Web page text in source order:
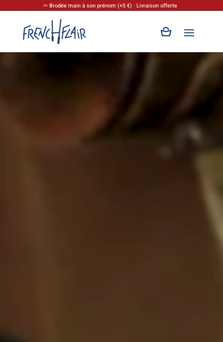
✂ Brodée main à son prénom (+5 €) · Livraison offerte